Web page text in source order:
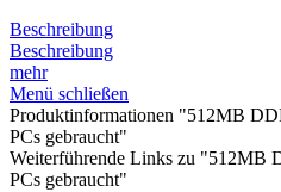
Beschreibung
Beschreibung
mehr
Menü schließen
Produktinformationen "512MB
PCs gebraucht"
Weiterführende Links zu "512MB
PCs gebraucht"